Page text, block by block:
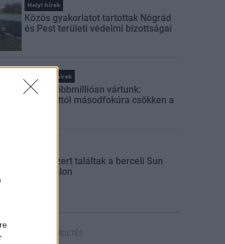
Helyi hírek
Közös gyakorlatot tartottak Nógrád
és Pest területi védelmi bizottságai
Országos hírek
Amire többmillióan vártunk:
szombattól másodfokúra csökken a
Kábítószert találtak a berceli Sun
Fesztiválon
HIRDETÉS